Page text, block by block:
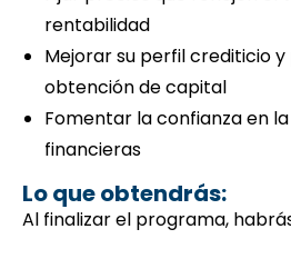
rentabilidad
Mejorar su perfil crediticio
obtención de capital
Fomentar la confianza en
financieras
Lo que obtendrás:
Al finalizar el programa,